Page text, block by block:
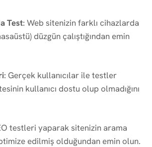
Test: Web sitenizin farklı cihazlarda
düzgün çalıştığından emin
: Gerçek kullanıcılar ile testler
kullanıcı dostu olup olmadığını
testleri yaparak sitenizin arama
edilmiş olduğundan emin olun.